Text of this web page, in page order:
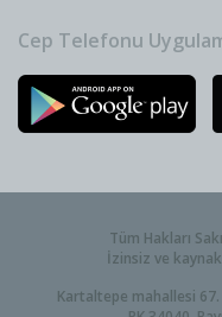
Cep Telefonu
Tüm Hakları
İzinsiz ve
Kartaltepe mahallesi 67.